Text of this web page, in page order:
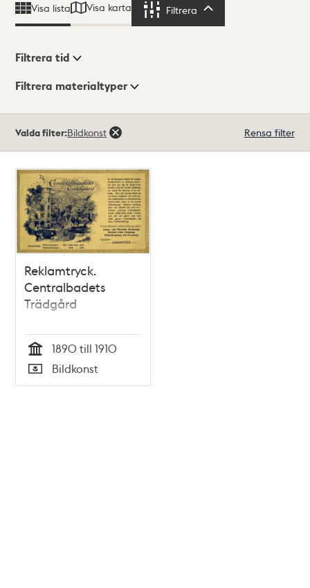
Visa lista Visa karta Filtrera
Visningsläge
Filtrera tid
Filtrera materialtyper
träffar
Valda filter:Bildkonst Rensa filter
Reklamtryck.
Centralbadets
Trädgård
Tid
1890 till 1910
Typ
Bildkonst